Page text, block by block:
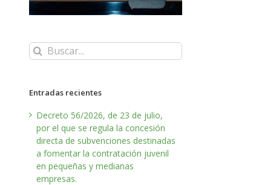
Buscar:
Entradas recientes
Decreto 56/2026, de 23 de julio,
por el que se regula la concesión
directa de subvenciones destinadas
a fomentar la contratación juvenil
en pequeñas y medianas
empresas.